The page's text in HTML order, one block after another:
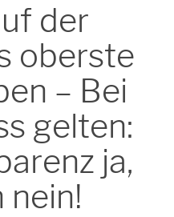
der
oberste
– Bei
gelten:
ja,
nein!